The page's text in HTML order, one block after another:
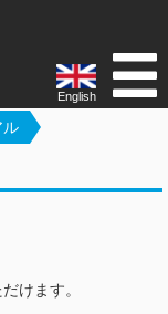
English
ル
けます。